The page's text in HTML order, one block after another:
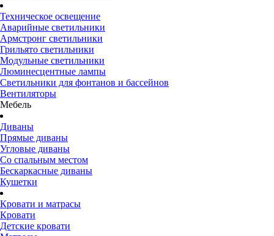
Техническое освещение
Аварийные светильники
Армстронг светильники
Грильято светильники
Модульные светильники
Люминесцентные лампы
Светильники для фонтанов и бассейнов
Вентиляторы
Мебель
Диваны
Прямые диваны
Угловые диваны
Со спальным местом
Бескаркасные диваны
Кушетки
Кровати и матрасы
Кровати
Детские кровати